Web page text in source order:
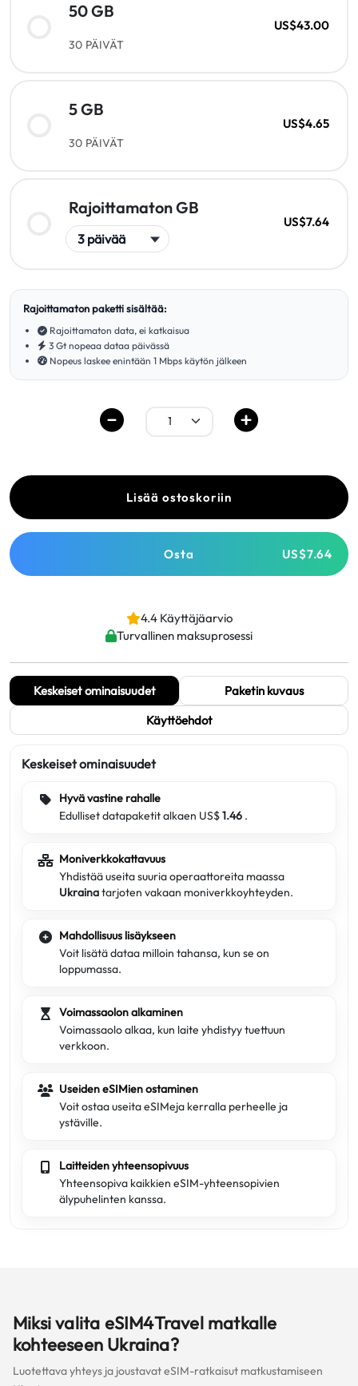
50 GB
30 PÄIVÄT
US$43.00
5 GB
30 PÄIVÄT
US$4.65
Rajoittamaton GB
US$7.64
Rajoittamaton paketti sisältää:
Rajoittamaton data, ei katkaisua
3 Gt nopeaa dataa päivässä
Nopeus laskee enintään 1 Mbps käytön jälkeen
Lisää ostoskoriin
Osta US$7.64
4.4 Käyttäjäarvio
Turvallinen maksuprosessi
Keskeiset ominaisuudet
Paketin kuvaus
Käyttöehdot
Keskeiset ominaisuudet
Hyvä vastine rahalle
Edulliset datapaketit alkaen US$1.46 .
Moniverkkokattavuus
Yhdistää useita suuria operaattoreita maassa
Ukrainatarjoten vakaan moniverkkoyhteyden.
Mahdollisuus lisäykseen
Voit lisätä dataa milloin tahansa, kun se on
loppumassa.
Voimassaolon alkaminen
Voimassaolo alkaa, kun laite yhdistyy tuettuun
verkkoon.
Useiden eSIMien ostaminen
Voit ostaa useita eSIMeja kerralla perheelle ja
ystäville.
Laitteiden yhteensopivuus
Yhteensopiva kaikkien eSIM-yhteensopivien
älypuhelinten kanssa.
Miksi valita eSIM4Travel matkalle
kohteeseen Ukraina?
Luotettava yhteys ja joustavat eSIM-ratkaisut matkustamiseen